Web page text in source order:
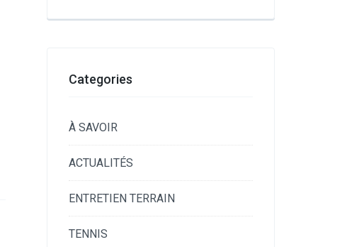
Categories
À SAVOIR
ACTUALITÉS
ENTRETIEN TERRAIN
TENNIS